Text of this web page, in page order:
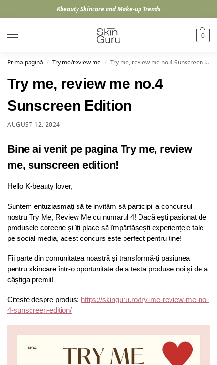
Kbeauty Skincare and Make-up Trends
0
Prima pagină / Try me/review me / Try me, review me no.4 Sunscreen Edition
Try me, review me no.4
Sunscreen Edition
AUGUST 12, 2024
Bine ai venit pe pagina Try me, review
me, sunscreen edition!
Hello K-beauty lover,
Suntem entuziasmați să te invităm să participi la concursul
nostru Try Me, Review Me cu numarul 4! Dacă ești pasionat de
produsele coreene și îți place să împărtășești experiențele tale
pe social media, acest concurs este perfect pentru tine!
Fii parte din comunitatea noastră și transformă-ți pasiunea
pentru skincare într-o oportunitate de a testa produse noi și de a
câștiga premii!
Citeste despre produs: https://skinguru.ro/try-me-review-me-no-
4-sunscreen-edition/